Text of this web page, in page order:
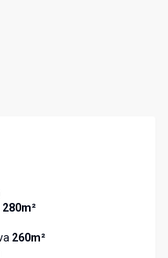
280m²
260m²